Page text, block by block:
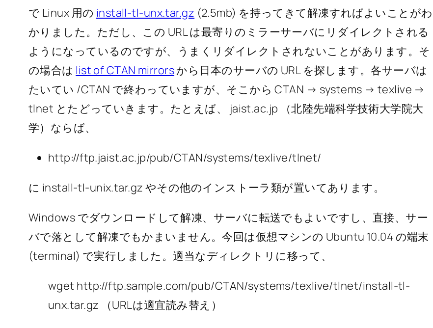
で Linux 用の install-tl-unx.tar.gz (2.5mb) を持ってきて解凍すればよいことがわ
かりました。ただし、この URL は最寄りのミラーサーバにリダイレクトされる
ようになっているのですが、うまくリダイレクトされないことがあります。そ
の場合は list of CTAN mirrorsから日本のサーバの URL を探します。各サーバは
たいてい /CTAN で終わっていますが、そこから CTAN → systems → texlive →
tlnet とたどっていきます。たとえば、 jaist.ac.jp （北陸先端科学技術大学院大
学）ならば、
http://ftp.jaist.ac.jp/pub/CTAN/systems/texlive/tlnet/
に install-tl-unix.tar.gz やその他のインストーラ類が置いてあります。
Windows でダウンロードして解凍、サーバに転送でもよいですし、直接、サー
バで落として解凍でもかまいません。今回は仮想マシンの Ubuntu 10.04 の端末
(terminal) で実行しました。適当なディレクトリに移って、
wget http://ftp.sample.com/pub/CTAN/systems/texlive/tlnet/install-tl-
unx.tar.gz （URLは適宜読み替え）